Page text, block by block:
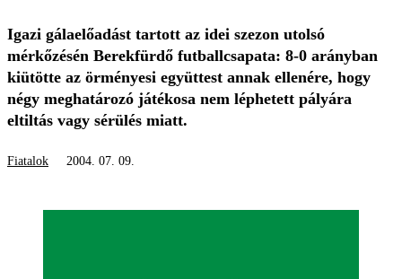
Igazi gálaelőadást tartott az idei szezon utolsó
mérkőzésén Berekfürdő futballcsapata: 8-0 arányban
kiütötte az örményesi együttest annak ellenére, hogy
négy meghatározó játékosa nem léphetett pályára
eltiltás vagy sérülés miatt.
Fiatalok 2004. 07. 09.